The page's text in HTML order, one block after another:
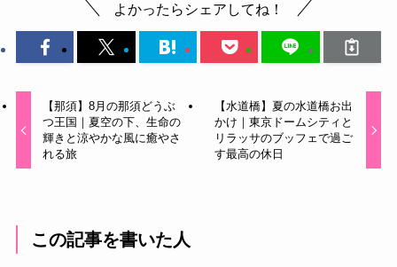
よかったらシェアしてね！
【那須】8月の那須どうぶ
つ王国｜夏空の下、生命の
輝きと涼やかな風に癒やさ
れる旅
【水道橋】夏の水道橋お出
かけ｜東京ドームシティと
リラッサのブッフェで過ご
す最高の休日
この記事を書いた人